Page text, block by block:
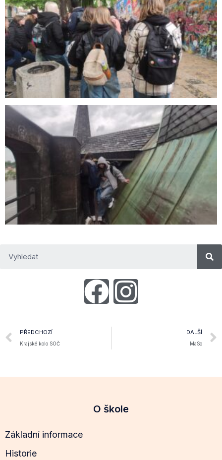
PŘEDCHOZÍ
Krajské kolo SOČ
DALŠÍ
MaSo
O škole
Základní informace
Historie